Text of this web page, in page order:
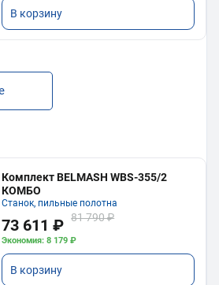
В корзину
Комплект BELMASH WBS-355/2
КОМБО
Станок, пильные полотна
73 611 ₽ 81 790 ₽
Экономия: 8 179 ₽
В корзину